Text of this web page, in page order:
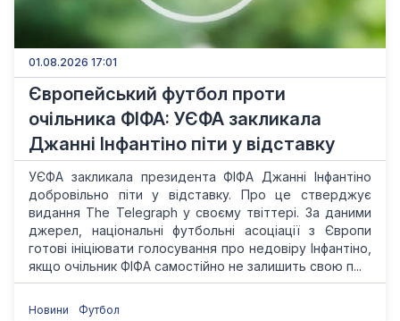
01.08.2026 17:01
Європейський футбол проти
очільника ФІФА: УЄФА закликала
Джанні Інфантіно піти у відставку
УЄФА закликала президента ФІФА Джанні Інфантіно
добровільно піти у відставку. Про це стверджує
видання The Telegraph у своєму твіттері. За даними
джерел, національні футбольні асоціації з Європи
готові ініціювати голосування про недовіру Інфантіно,
якщо очільник ФІФА самостійно не залишить свою п...
Новини Футбол